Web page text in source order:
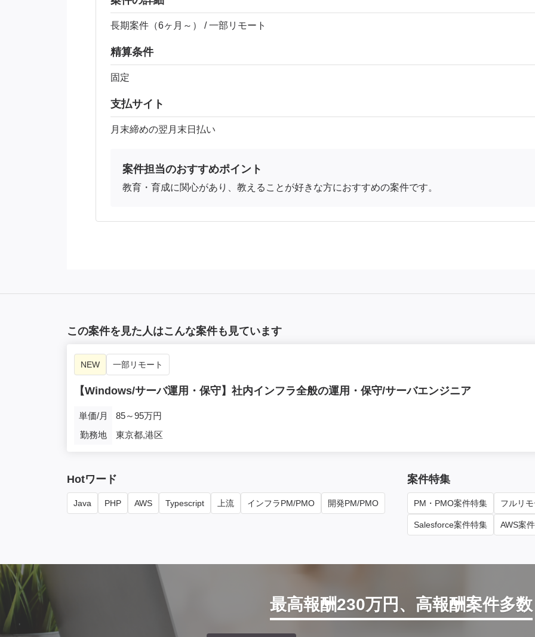
長期案件（6ヶ月～） / 一部リモート
精算条件
固定
支払サイト
月末締めの翌月末日払い
案件担当のおすすめポイント
教育・育成に関心があり、教えることが好きな方におすすめの案件です。
この案件を見た人はこんな案件も見ています
NEW 一部リモート
【Windows/サーバ運用・保守】社内インフラ全般の運用・保守/サーバエンジニア
単価/月
85～95万円
勤務地
東京都,港区
Hotワード
Java PHP AWS Typescript 上流 インフラPM/PMO 開発PM/PMO
案件特集
PM・PMO案件特集 フルリ
Salesforce案件特集 AWS案
最高報酬230万円、高報酬案件多数